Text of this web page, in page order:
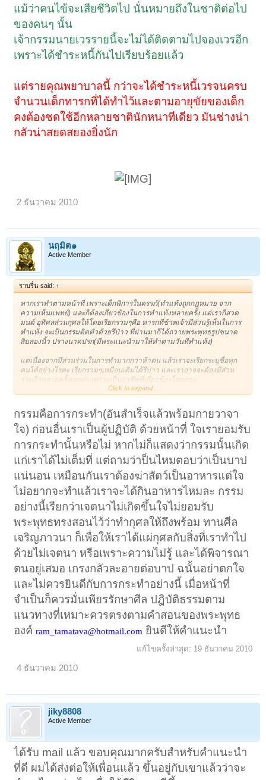
แม้ว่าคนไข้จะเสียชีวิตไป นั่นหมายถึงในชาติต่อไป
ของคนๆ นั้น
เจ้ากรรมนายเวรรายนี้จะไม่ได้ติดตามไปจองเวรอีก
เพราะได้ชำระหนี้กันไปเรียบร้อยแล้ว
แต่รายคุณพยาบาลนี้ กว่าจะได้ชำระหนี้เวรจนครบ
จำนวนเด็กทารกที่ได้ทำไว้และตามอายุขัยของเด็ก
คงต้องชดใช้อีกหลายชาตินักหนาทีเดียว มันช่างน่า
กลัวน่าสยดสยองยิ่งนัก
2 ธันวาคม 2010
นฤมิต๑
Active Member
ราบรื่น said: ↑
หากเราทำตามหน้าที่ เพราะเด็กพิการในครรภ์(ทำแท้งถูกกฎหมาย จาก
ความเห็นแพทย์) และก็ต้องเกี่ยวข้องในการทำแท้งหลายครั้ง แต่เราก็สวด
มนต์ อุทิศลส่วนกุศลให้โดยเรียกรวมๆคือ ทารกที่ข้าพเจ้ามีส่วนรู้เห็นในการ
ทำแท้ง จะเป็นกรรมติดตัวด้วยรึป่าว ที่ผ่านมาก็ได้ถวายพระพุทธรูปขนาด
สิบสองนิ้ว ปรางนาคปรก(มีพระแนะนำมาให้ทำตามวันที่ทำแท้ง)
แต่เนื่องจากมีส่วนร่วมในการทำมากกว่าห้าคน แล้วเราจะเรียกระบุชื่อทุก
คนได้อย่างไรคะ เรียกรวมๆเหมือนเดิมได้รึป่าว และเราอาจจะต้องมีส่วน
ร่วมอีกหลายครั้งเลยค่ะ เพราะเป็นอาชีพที่เกี่ยวข้องโดยตรง
Click to expand...
กรรมคือการกระทำ(อันสำเร็จแล้วพร้อมกายวาจา
ใจ) ก่อนอื่นเราเป็นผู้ปฏิบัติ ด้วยหน้าที่ ใจเรายอมรับ
การกระทำนั้นหรือไม่ หากไม่ก็แสดงว่ากรรมนั้นเกิด
แก่เราได้ไม่เต็มที่ แต่ถามว่าป็นไหมตอบว่าเป็นบาป
แน่นอน เหมือนกันเราต้องฆ่าสัตว์เป็นอาหารแต่ใจ
ไม่อยากจะทำแล้วเราจะได้กินอาหารไหมละ กรรม
อย่างนี้เรียกว่าเจตนาไม่เกิดขึ้นใจไม่ยอมรับ
พระพุทธทรงสอนไว้ว่าทำกุศลให้ถึงพร้อม ทานศีล
เจริญภาวนา ก็เพื่อให้เราได้แผ่กุศลกับสิ่งที่เราทำไป
ด้วยไม่เจตนา หรือเพราะความไม่รู้ และได้พิจารณา
ตนอยู่เสมอ เกรงกลัวละอายต่อบาป ฉนั้นอย่าตกใจ
และไม่ควรยินดีกับการกระทำอย่างนี้ เมื่อหน้าที่
จำเป็นก็ควรมั่นเพียรรักษาศีล ปฎิบัติธรรมตาม
แนวทางที่เหมาะควรตรงตามคำสอนของพระพุทธ
องค์ram_tamatava@hotmail.com ยินดีให้คำแนะนำ
แก้ไขครั้งล่าสุด: 19 ธันวาคม 2010
4 ธันวาคม 2010
่jiky8808
Active Member
ได้รับ mail แล้ว ขอบคุณมากครับสำหรับคำแนะนำ
ที่ดี ผมได้ส่งต่อให้เพื่อนแล้ว ขึ้นอยู่กับเขาแล้วว่าจะ